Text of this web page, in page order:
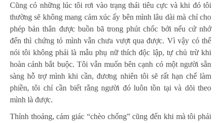
Cũng có những lúc tôi rơi vào trạng thái tiêu cực và khi đó tôi
thường sẽ không mang cảm xúc ấy bên mình lâu dài mà chỉ cho
phép bản thân được buồn bã trong phút chốc bởi nếu cứ nhớ
đến thì chứng tỏ mình vẫn chưa vượt qua được. Vì vậy có thể
nói tôi không phải là mẫu phụ nữ thích độc lập, tự chủ trừ khi
hoàn cảnh bắt buộc. Tôi vẫn muốn bên cạnh có một người sẵn
sàng hỗ trợ mình khi cần, đương nhiên tôi sẽ rất hạn chế làm
phiền, tôi chỉ cần biết rằng người đó luôn tồn tại và dõi theo
mình là được.
Thỉnh thoảng, cảm giác “chèo chống” cũng đến khi mà tôi phải